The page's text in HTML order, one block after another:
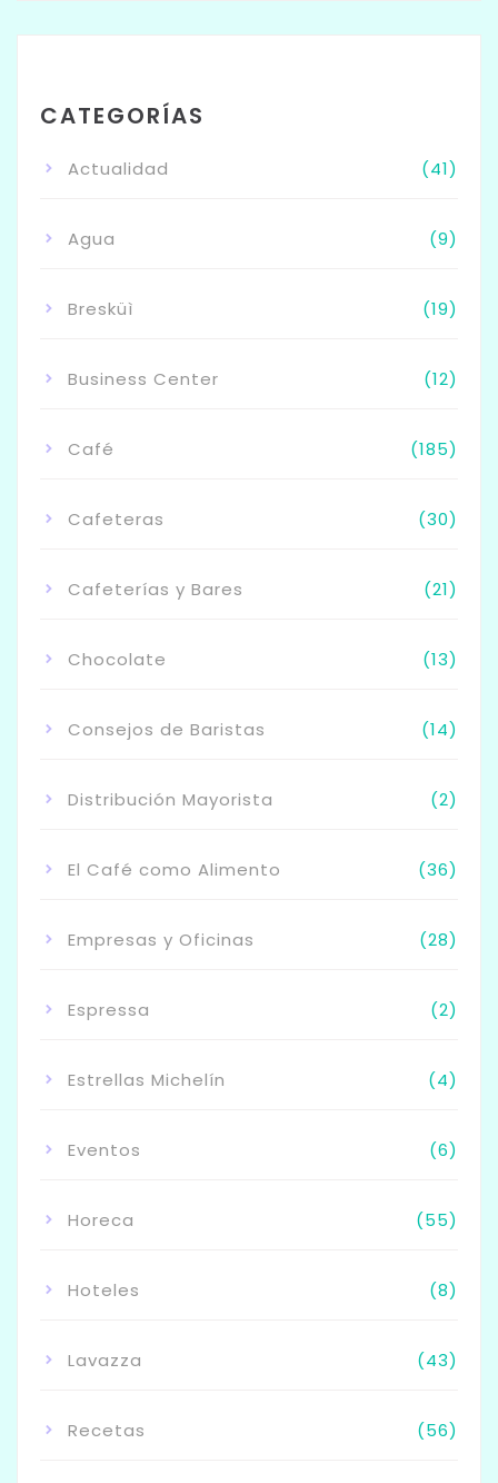
CATEGORÍAS
Actualidad (41)
Agua (9)
Bresküì (19)
Business Center (12)
Café (185)
Cafeteras (30)
Cafeterías y Bares (21)
Chocolate (13)
Consejos de Baristas (14)
Distribución Mayorista (2)
El Café como Alimento (36)
Empresas y Oficinas (28)
Espressa (2)
Estrellas Michelín (4)
Eventos (6)
Horeca (55)
Hoteles (8)
Lavazza (43)
Recetas (56)